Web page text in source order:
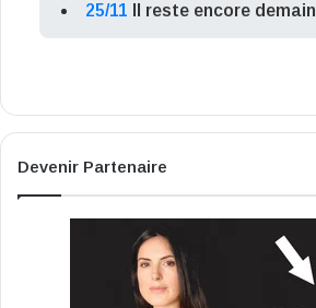
25/11 Il reste encore demain
Devenir Partenaire